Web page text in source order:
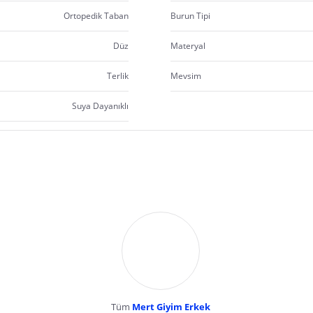
Ortopedik Taban Burun Tipi
Düz Materyal
Terlik Mevsim
Suya Dayanıklı
Tüm Mert Giyim Erkek